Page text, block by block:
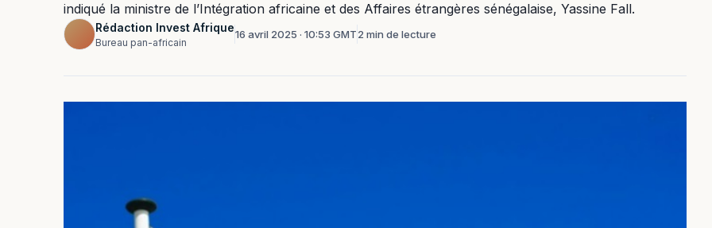
indiqué la ministre de l’Intégration africaine et des Affaires étrangères sénégalaise, Yassine Fall.
Rédaction Invest Afrique
Bureau pan-africain
16 avril 2025 · 10:53 GMT2 min de lecture